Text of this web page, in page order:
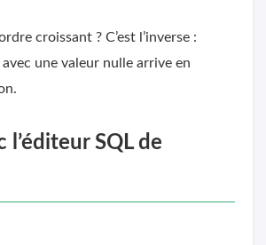
croissant ? C’est l’inverse :
avec une valeur nulle arrive en
l’éditeur SQL de